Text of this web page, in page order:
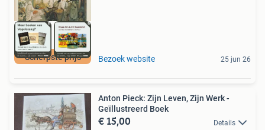
Scherpste prijs Bezoek website 25 jun 26
Anton Pieck: Zijn Leven, Zijn Werk -
Geïllustreerd Boek
€ 15,00 Details